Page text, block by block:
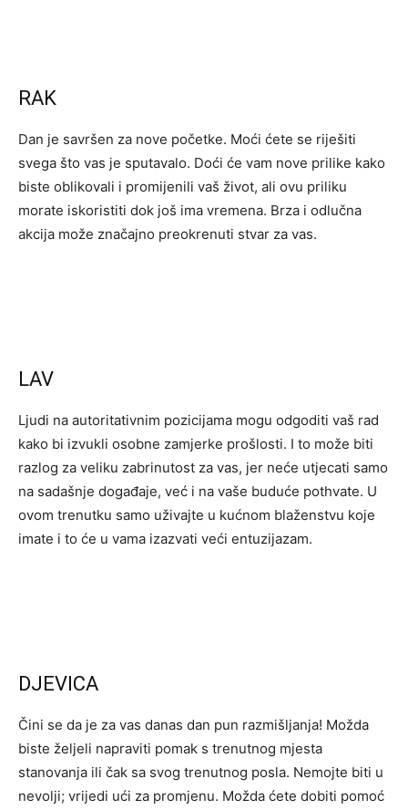
RAK
Dan je savršen za nove početke. Moći ćete se riješiti
svega što vas je sputavalo. Doći će vam nove prilike kako
biste oblikovali i promijenili vaš život, ali ovu priliku
morate iskoristiti dok još ima vremena. Brza i odlučna
akcija može značajno preokrenuti stvar za vas.
LAV
Ljudi na autoritativnim pozicijama mogu odgoditi vaš rad
kako bi izvukli osobne zamjerke prošlosti. I to može biti
razlog za veliku zabrinutost za vas, jer neće utjecati samo
na sadašnje događaje, već i na vaše buduće pothvate. U
ovom trenutku samo uživajte u kućnom blaženstvu koje
imate i to će u vama izazvati veći entuzijazam.
DJEVICA
Čini se da je za vas danas dan pun razmišljanja! Možda
biste željeli napraviti pomak s trenutnog mjesta
stanovanja ili čak sa svog trenutnog posla. Nemojte biti u
nevolji; vrijedi ući za promjenu. Možda ćete dobiti pomoć